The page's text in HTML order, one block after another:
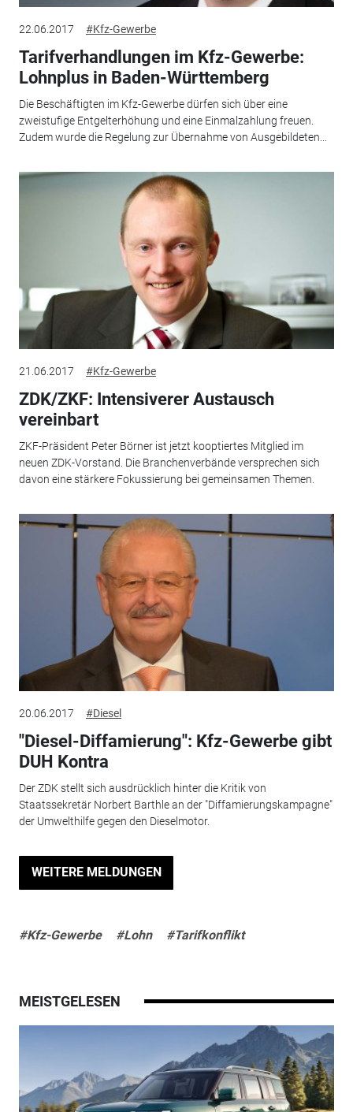
22.06.2017 #Kfz-Gewerbe
Tarifverhandlungen im Kfz-Gewerbe:
Lohnplus in Baden-Württemberg
Die Beschäftigten im Kfz-Gewerbe dürfen sich über eine
zweistufige Entgelterhöhung und eine Einmalzahlung freuen.
Zudem wurde die Regelung zur Übernahme von Ausgebildeten...
21.06.2017 #Kfz-Gewerbe
ZDK/ZKF: Intensiverer Austausch
vereinbart
ZKF-Präsident Peter Börner ist jetzt kooptiertes Mitglied im
neuen ZDK-Vorstand. Die Branchenverbände versprechen sich
davon eine stärkere Fokussierung bei gemeinsamen Themen.
20.06.2017 #Diesel
"Diesel-Diffamierung": Kfz-Gewerbe gibt
DUH Kontra
Der ZDK stellt sich ausdrücklich hinter die Kritik von
Staatssekretär Norbert Barthle an der "Diffamierungskampagne"
der Umwelthilfe gegen den Dieselmotor.
WEITERE MELDUNGEN
#Kfz-Gewerbe #Lohn #Tarifkonflikt
MEISTGELESEN